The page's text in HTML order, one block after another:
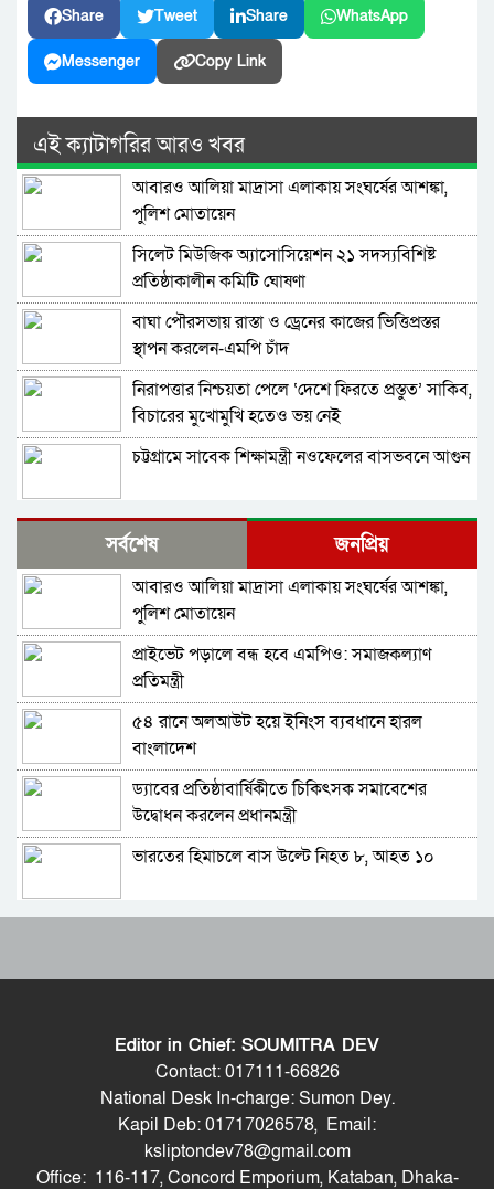
Share Tweet Share WhatsApp
Messenger Copy Link
এই ক্যাটাগরির আরও খবর
আবারও আলিয়া মাদ্রাসা এলাকায় সংঘর্ষের আশঙ্কা,
পুলিশ মোতায়েন
সিলেট মিউজিক অ্যাসোসিয়েশন ২১ সদস্যবিশিষ্ট
প্রতিষ্ঠাকালীন কমিটি ঘোষণা
বাঘা পৌরসভায় রাস্তা ও ড্রেনের কাজের ভিত্তিপ্রস্তর
স্থাপন করলেন-এমপি চাঁদ
নিরাপত্তার নিশ্চয়তা পেলে ‘দেশে ফিরতে প্রস্তুত’ সাকিব,
বিচারের মুখোমুখি হতেও ভয় নেই
চট্টগ্রামে সাবেক শিক্ষামন্ত্রী নওফেলের বাসভবনে আগুন
বগুড়ায় ও সিলেটে দুই ঘণ্টার ব্যবধানে সড়ক দুর্ঘটনায়
শিশুসহ প্রাণ গেল ১৫ জনের
ঢাকায় বাসভবনে অগ্নিকাণ্ড, স্ত্রীসহ হাসপাতালে ভর্তি
পাকিস্তান হাইকমিশনার
আওয়ামী লীগ আমাদের শত্রু নয়, অচিরেই আওয়ামী
লীগ বিএনপির সঙ্গে মিশে যাবে: সংসদ সদস্য নাছির
শহীদ আহসান জুলাই যোদ্ধা নন—দাবি বিএনপি নেতার,
জামায়াত নেতা বললেন, ‘সারজিসও ছাত্রলীগ করতেন’
সাকিব আল হাসানের বাড়িতে পেট্রোল ঢেলে আগুন
দেওয়ার চেষ্টা, ভাঙচুর
গাজীপুর-৫ আসনের সাবেক এমপি আখতারুজ্জামান
মৌলভীবাজারে যথাযোগ্য মর্যাদায় পালিত জুলাই
গণঅভ্যুত্থান দিবস
কুষ্টিয়ায় নানা আয়োজনে জুলাই গণঅভ্যুত্থান দিবস
পালিত
সর্বশেষ জনপ্রিয়
আবারও আলিয়া মাদ্রাসা এলাকায় সংঘর্ষের আশঙ্কা,
পুলিশ মোতায়েন
প্রাইভেট পড়ালে বন্ধ হবে এমপিও: সমাজকল্যাণ
প্রতিমন্ত্রী
৫৪ রানে অলআউট হয়ে ইনিংস ব্যবধানে হারল
বাংলাদেশ
ড্যাবের প্রতিষ্ঠাবার্ষিকীতে চিকিৎসক সমাবেশের
উদ্বোধন করলেন প্রধানমন্ত্রী
ভারতের হিমাচলে বাস উল্টে নিহত ৮, আহত ১০
ট্রাম্পের ‘অবৈধ ইরান যুদ্ধ’ বন্ধে মার্কিন সিনেটরদের
বিশ্বকাপে মেসিকে হত্যার হুমকি, ফাঁস হলো ভয়ংকর
সিলেট মিউজিক অ্যাসোসিয়েশন ২১ সদস্যবিশিষ্ট
প্রতিষ্ঠাকালীন কমিটি ঘোষণা
Editor in Chief: SOUMITRA DEV
Contact: 017111-66826
National Desk In-charge: Sumon Dey.
Kapil Deb: 01717026578, Email:
ksliptondev78@gmail.com
Office: 116-117, Concord Emporium, Kataban, Dhaka-